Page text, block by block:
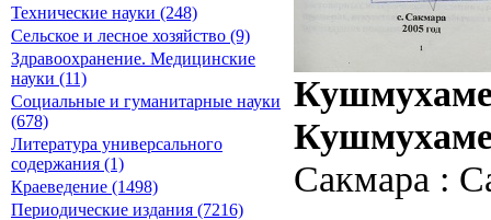
Технические науки (248)
Сельское и лесное хозяйство (9)
Здравоохранение. Медицинские
науки (11)
Социальные и гуманитарные науки
(678)
Литература универсального
содержания (1)
Краеведение (1498)
Периодические издания (7216)
Сакмара :